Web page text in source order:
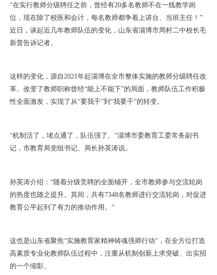
“在实行教师分级聘任之前，曾经有20多名教师不在一线教学岗
位，现在除了校医和会计，每名教师都争着上讲台、当班主任！”
近日，谈起近几年教师队伍的变化，山东省淄博市周村二中校长毛
新普告诉记者。
这样的变化，源自2021年起淄博在全市整体实施的教师分级聘任改
革。改变了教师职称曾经“能上不能下”的局面，教师队伍工作积极
性全面激发，实现了从“要我干”到“我要干”的转变。
“机制活了，堵点通了，队伍强了。”淄博市委教育工委常务副书
记，市教育局党组书记、局长孙英涛说。
孙英涛介绍：“随着分级竞聘的全面铺开，全市教师参与交流轮岗
的热度也随之提升。其间，共有7348名教师进行交流轮岗，对促进
教育公平起到了有力的推动作用。”
这也是山东省聚焦“实施教育家精神铸魂强师行动”，在全方位打造
高素质专业化教师队伍过程中，注重从机制创新上求突破、出实招
的一个缩影。